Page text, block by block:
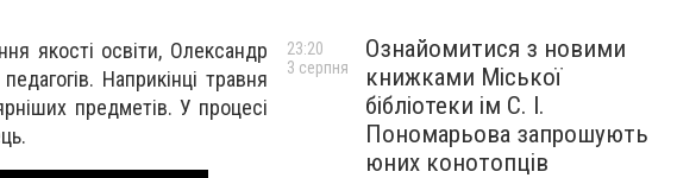
якості освіти, Олександр
Наприкінці травня
предметів. У процесі
Ознайомитися з новими
книжками Міської
бібліотеки ім С. І.
Пономарьова запрошують
юних конотопців
23:20
3 серпня